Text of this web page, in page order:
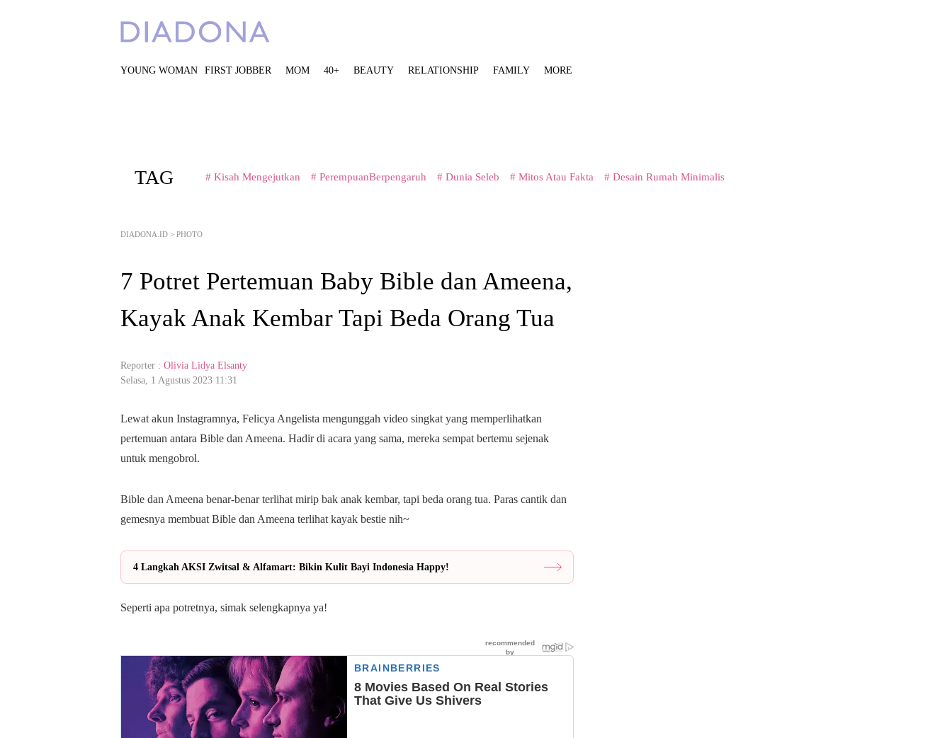
YOUNG WOMAN FIRST JOBBER MOM 40+ BEAUTY RELATIONSHIP FAMILY MORE
TAG # Kisah Mengejutkan # PerempuanBerpengaruh # Dunia Seleb # Mitos Atau Fakta # Desain Rumah Minimalis
DIADONA.ID > PHOTO
7 Potret Pertemuan Baby Bible dan Ameena,
Kayak Anak Kembar Tapi Beda Orang Tua
Reporter : Olivia Lidya Elsanty
Selasa, 1 Agustus 2023 11:31
Lewat akun Instagramnya, Felicya Angelista mengunggah video singkat yang memperlihatkan
pertemuan antara Bible dan Ameena. Hadir di acara yang sama, mereka sempat bertemu sejenak
untuk mengobrol.
Bible dan Ameena benar-benar terlihat mirip bak anak kembar, tapi beda orang tua. Paras cantik dan
gemesnya membuat Bible dan Ameena terlihat kayak bestie nih~
4 Langkah AKSI Zwitsal & Alfamart: Bikin Kulit Bayi Indonesia Happy!
Seperti apa potretnya, simak selengkapnya ya!